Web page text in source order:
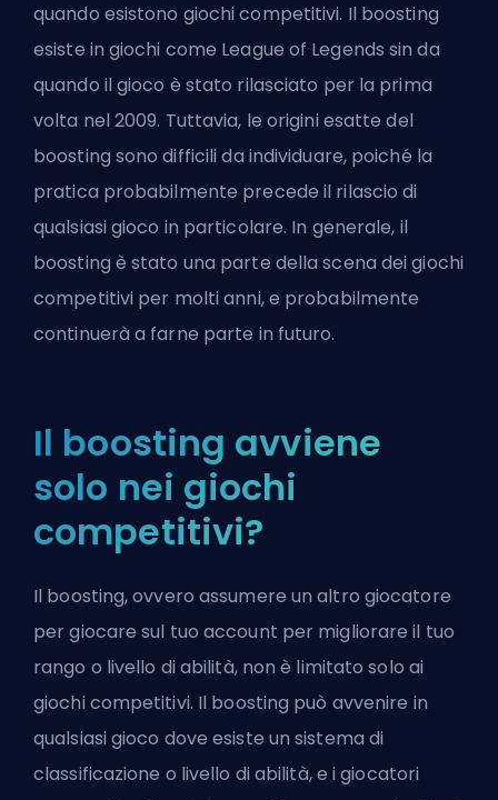
quando esistono giochi competitivi. Il boosting
esiste in giochi come League of Legends sin da
quando il gioco è stato rilasciato per la prima
volta nel 2009. Tuttavia, le origini esatte del
boosting sono difficili da individuare, poiché la
pratica probabilmente precede il rilascio di
qualsiasi gioco in particolare. In generale, il
boosting è stato una parte della scena dei giochi
competitivi per molti anni, e probabilmente
continuerà a farne parte in futuro.
Il boosting avviene
solo nei giochi
competitivi?
Il boosting, ovvero assumere un altro giocatore
per giocare sul tuo account per migliorare il tuo
rango o livello di abilità, non è limitato solo ai
giochi competitivi. Il boosting può avvenire in
qualsiasi gioco dove esiste un sistema di
classificazione o livello di abilità, e i giocatori